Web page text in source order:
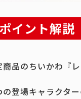
イント解説
商品のちいかわ『
の登場キャラクタ